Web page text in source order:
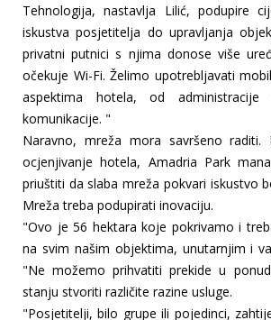
Tehnologija, nastavlja Lilić, podupire
iskustva posjetitelja do upravljanja
privatni putnici s njima donose više
očekuje Wi-Fi. Želimo upotrebljavati
aspektima hotela, od
komunikacije. "
Naravno, mreža mora savršeno raditi.
ocjenjivanje hotela, Amadria Park
priuštiti da slaba mreža pokvari iskustvo
Mreža treba podupirati inovaciju.
"Ovo je 56 hektara koje pokrivamo i
na svim našim objektima, unutarnjim i
"Ne možemo prihvatiti prekide u
stanju stvoriti različite razine usluge.
"Posjetitelji, bilo grupe ili pojedinci,